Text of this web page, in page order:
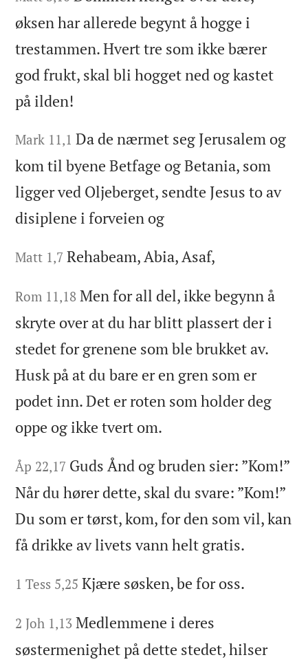
øksen har allerede begynt å hogge i
trestammen. Hvert tre som ikke bærer
god frukt, skal bli hogget ned og kastet
på ilden!
Mark 11,1 Da de nærmet seg Jerusalem og
kom til byene Betfage og Betania, som
ligger ved Oljeberget, sendte Jesus to av
disiplene i forveien og
Matt 1,7 Rehabeam, Abia, Asaf,
Rom 11,18 Men for all del, ikke begynn å
skryte over at du har blitt plassert der i
stedet for grenene som ble brukket av.
Husk på at du bare er en gren som er
podet inn. Det er roten som holder deg
oppe og ikke tvert om.
Åp 22,17 Guds Ånd og bruden sier: ”Kom!”
Når du hører dette, skal du svare: ”Kom!”
Du som er tørst, kom, for den som vil, kan
få drikke av livets vann helt gratis.
1 Tess 5,25 Kjære søsken, be for oss.
2 Joh 1,13 Medlemmene i deres
søstermenighet på dette stedet, hilser